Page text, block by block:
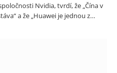
Nvidia, tvrdí, že „Čína v
a že „Huawei je jednou z…